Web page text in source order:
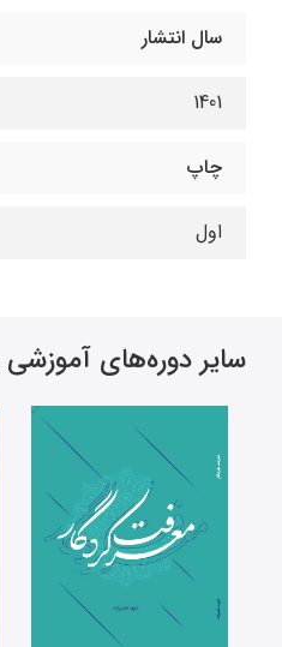
سال انتشار
1401
چاپ
اول
سایر دوره‌های